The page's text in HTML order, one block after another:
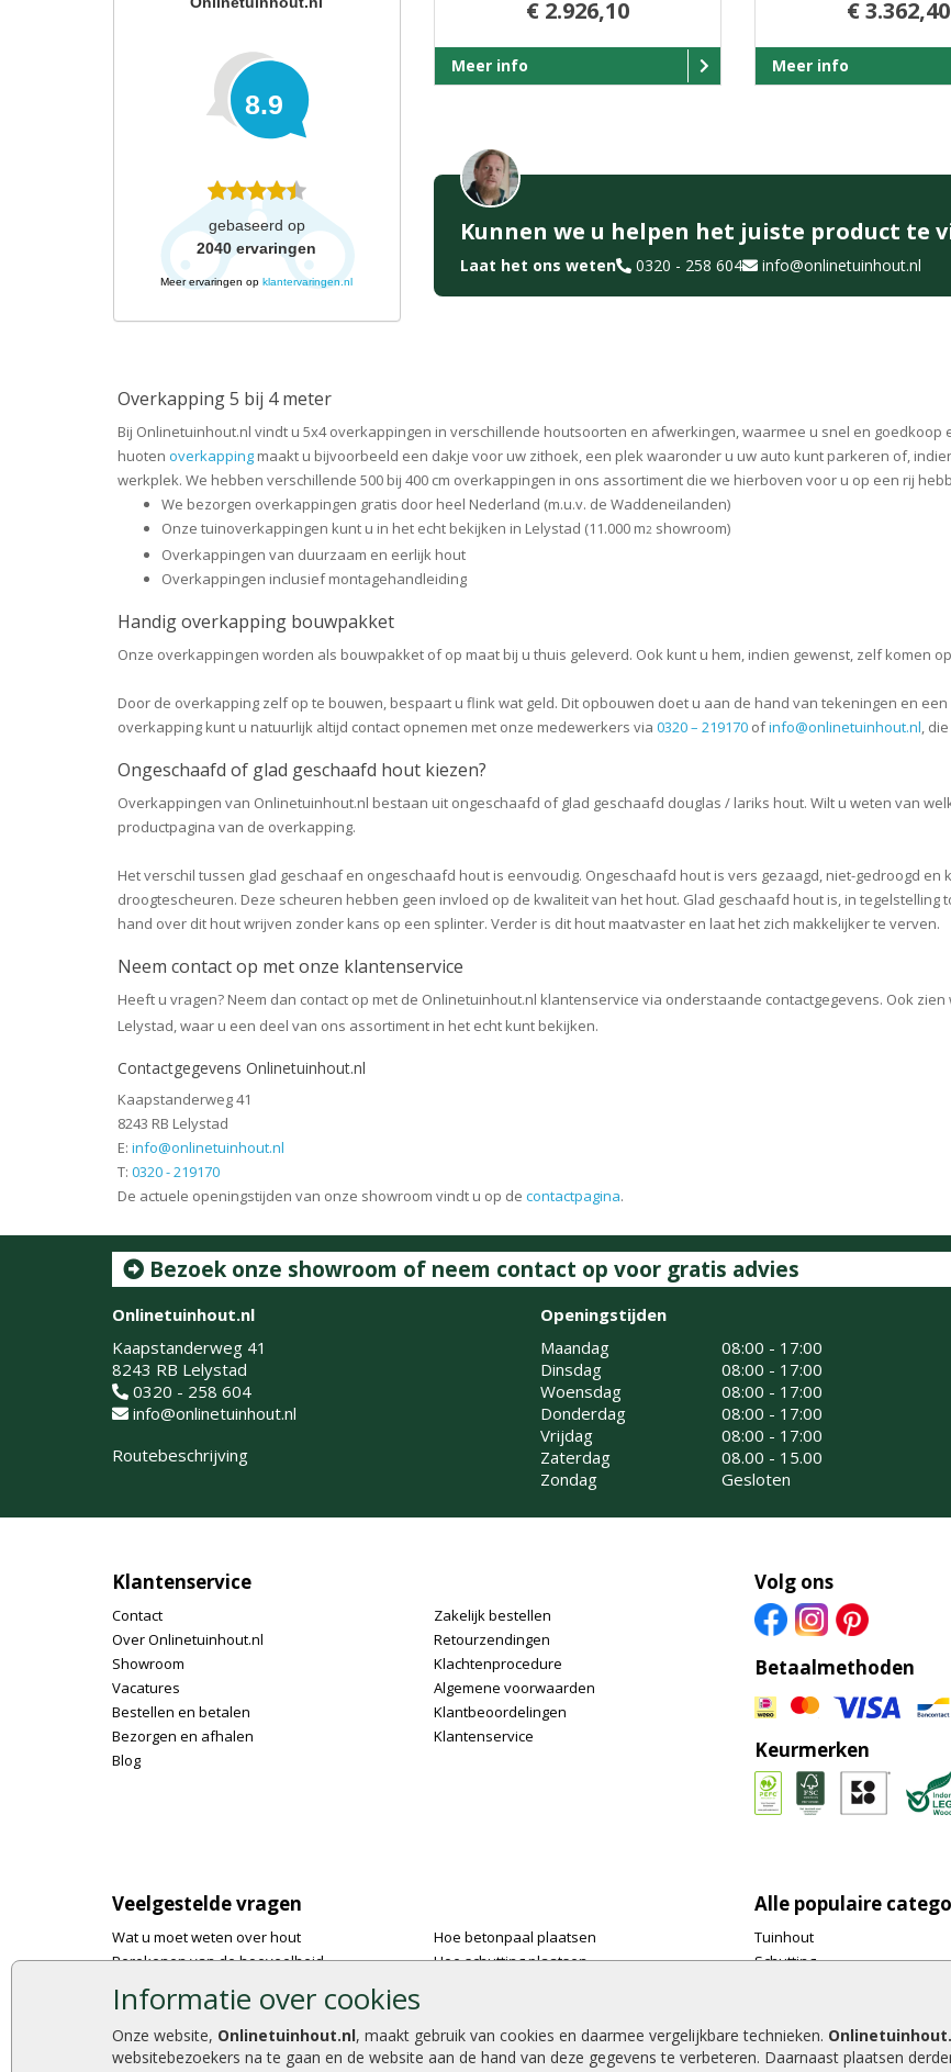
Informatie over cookies
Onze website, Onlinetuinhout.nl, maakt gebruik van cookies en daarmee vergelijkbare technieken.
websitebezoekers na te gaan en de website aan de hand van deze gegevens te verbeteren. Daarnaast plaatsen
8.9
gebaseerd op
2040 ervaringen
Meer ervaringen opklantervaringen.nl
€ 2.926,10
Meer info
€ 3.362,40
Meer info
Kunnen we u helpen het juiste product te
Laat het ons weten 0320 - 258 604 info@onlinetuinhout.nl
Overkapping 5 bij 4 meter
Bij Onlinetuinhout.nl vindt u 5x4 overkappingen in verschillende houtsoorten en afwerkingen, waarmee u snel en
huoten overkapping maakt u bijvoorbeeld een dakje voor uw zithoek, een plek waaronder u uw auto kunt parkeren of,
werkplek. We hebben verschillende 500 bij 400 cm overkappingen in ons assortiment die we hierboven voor u op een rij
We bezorgen overkappingen gratis door heel Nederland (m.u.v. de Waddeneilanden)
Onze tuinoverkappingen kunt u in het echt bekijken in Lelystad (11.000 m2 showroom)
Overkappingen van duurzaam en eerlijk hout
Overkappingen inclusief montagehandleiding
Handig overkapping bouwpakket
Onze overkappingen worden als bouwpakket of op maat bij u thuis geleverd. Ook kunt u hem, indien gewenst, zelf komen
Door de overkapping zelf op te bouwen, bespaart u flink wat geld. Dit opbouwen doet u aan de hand van tekeningen en
overkapping kunt u natuurlijk altijd contact opnemen met onze medewerkers via 0320 – 219170 ofinfo@onlinetuinhout.nl,
Ongeschaafd of glad geschaafd hout kiezen?
Overkappingen van Onlinetuinhout.nl bestaan uit ongeschaafd of glad geschaafd douglas / lariks hout. Wilt u weten van
productpagina van de overkapping.
Het verschil tussen glad geschaaf en ongeschaafd hout is eenvoudig. Ongeschaafd hout is vers gezaagd, niet-gedroogd
droogtescheuren. Deze scheuren hebben geen invloed op de kwaliteit van het hout. Glad geschaafd hout is, in tegelstelling
hand over dit hout wrijven zonder kans op een splinter. Verder is dit hout maatvaster en laat het zich makkelijker te verven.
Neem contact op met onze klantenservice
Heeft u vragen? Neem dan contact op met de Onlinetuinhout.nl klantenservice via onderstaande contactgegevens. Ook zien
Lelystad, waar u een deel van ons assortiment in het echt kunt bekijken.
Contactgegevens Onlinetuinhout.nl
Kaapstanderweg 41
8243 RB Lelystad
E: info@onlinetuinhout.nl
T: 0320 - 219170
De actuele openingstijden van onze showroom vindt u op de contactpagina.
Bezoek onze showroom of neem contact op voor gratis advies
Onlinetuinhout.nl
Kaapstanderweg 41
8243 RB Lelystad
0320 - 258 604
info@onlinetuinhout.nl
Routebeschrijving
Openingstijden
Maandag
08:00 - 17:00
Dinsdag
08:00 - 17:00
Woensdag
08:00 - 17:00
Donderdag
08:00 - 17:00
Vrijdag
08:00 - 17:00
Zaterdag
08.00 - 15.00
Zondag
Gesloten
Klantenservice
Contact
Over Onlinetuinhout.nl
Showroom
Vacatures
Bestellen en betalen
Bezorgen en afhalen
Blog
Zakelijk bestellen
Retourzendingen
Klachtenprocedure
Algemene voorwaarden
Klantbeoordelingen
Klantenservice
Volg ons
Betaalmethoden
Keurmerken
Veelgestelde vragen
Wat u moet weten over hout
Berekenen van de hoeveelheid
Foto's en voorbeelden
Montage
Gekeurd hout
De fundering van een vlonder leggen
Hoe betonpaal plaatsen
Hoe schutting plaatsen
Stijlvolle houtsoorten voor in de tuin
Duurzame tuin
Alle populaire
Tuinhout
Schutting
Tuinhekken
Tuinhuizen